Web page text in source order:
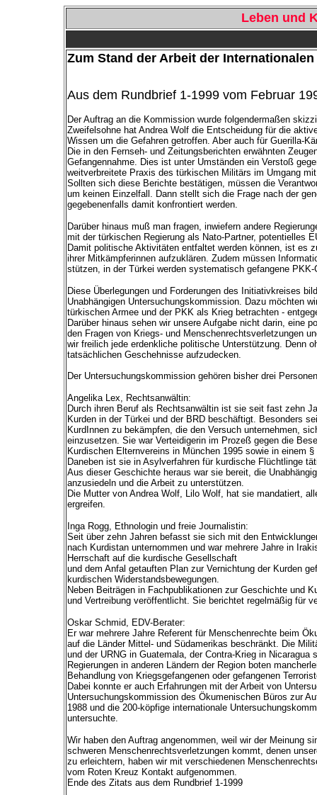
Leben und
Zum Stand der Arbeit der
Aus dem Rundbrief 1-1999 vom Februar
Der Auftrag an die Kommission wurde folgendermaßen
Zweifelsohne hat Andrea Wolf die Entscheidung für die
Wissen um die Gefahren getroffen. Aber auch für Guerilla-
Die in den Fernseh- und Zeitungsberichten erwähnten
Gefangennahme. Dies ist unter Umständen ein Verstoß
weitverbreitete Praxis des türkischen Militärs im Umgang
Sollten sich diese Berichte bestätigen, müssen die
um keinen Einzelfall. Dann stellt sich die Frage nach der
gegebenenfalls damit konfrontiert werden.
Darüber hinaus muß man fragen, inwiefern andere
mit der türkischen Regierung als Nato-Partner, potentielles
Damit politische Aktivitäten entfaltet werden können, ist es
ihrer Mitkämpferinnen aufzuklären. Zudem müssen
stützen, in der Türkei werden systematisch gefangene PKK-
Diese Überlegungen und Forderungen des Initiativkreises
Unabhängigen Untersuchungskommission. Dazu möchten
türkischen Armee und der PKK als Krieg betrachten -
Darüber hinaus sehen wir unsere Aufgabe nicht darin, eine
den Fragen von Kriegs- und Menschenrechtsverletzungen
wir freilich jede erdenkliche politische Unterstützung. Denn
tatsächlichen Geschehnisse aufzudecken.
Der Untersuchungskommission gehören bisher drei
Angelika Lex, Rechtsanwältin:
Durch ihren Beruf als Rechtsanwältin ist sie seit fast zehn
Kurden in der Türkei und der BRD beschäftigt. Besonders
KurdInnen zu bekämpfen, die den Versuch unternehmen,
einzusetzen. Sie war Verteidigerin im Prozeß gegen die
Kurdischen Elternvereins in München 1995 sowie in einem
Daneben ist sie in Asylverfahren für kurdische Flüchtlinge
Aus dieser Geschichte heraus war sie bereit, die
anzusiedeln und die Arbeit zu unterstützen.
Die Mutter von Andrea Wolf, Lilo Wolf, hat sie mandatiert,
ergreifen.
Inga Rogg, Ethnologin und freie Journalistin:
Seit über zehn Jahren befasst sie sich mit den
nach Kurdistan unternommen und war mehrere Jahre in
Herrschaft auf die kurdische Gesellschaft
und dem Anfal getauften Plan zur Vernichtung der Kurden
kurdischen Widerstandsbewegungen.
Neben Beiträgen in Fachpublikationen zur Geschichte und
und Vertreibung veröffentlicht. Sie berichtet regelmäßig für
Oskar Schmid, EDV-Berater:
Er war mehrere Jahre Referent für Menschenrechte beim
auf die Länder Mittel- und Südamerikas beschränkt. Die
und der URNG in Guatemala, der Contra-Krieg in
Regierungen in anderen Ländern der Region boten
Behandlung von Kriegsgefangenen oder gefangenen
Dabei konnte er auch Erfahrungen mit der Arbeit von
Untersuchungskommission des Ökumenischen Büros zur
1988 und die 200-köpfige internationale
untersuchte.
Wir haben den Auftrag angenommen, weil wir der Meinung
schweren Menschenrechtsverletzungen kommt, denen
zu erleichtern, haben wir mit verschiedenen
vom Roten Kreuz Kontakt aufgenommen.
Ende des Zitats aus dem Rundbrief 1-1999